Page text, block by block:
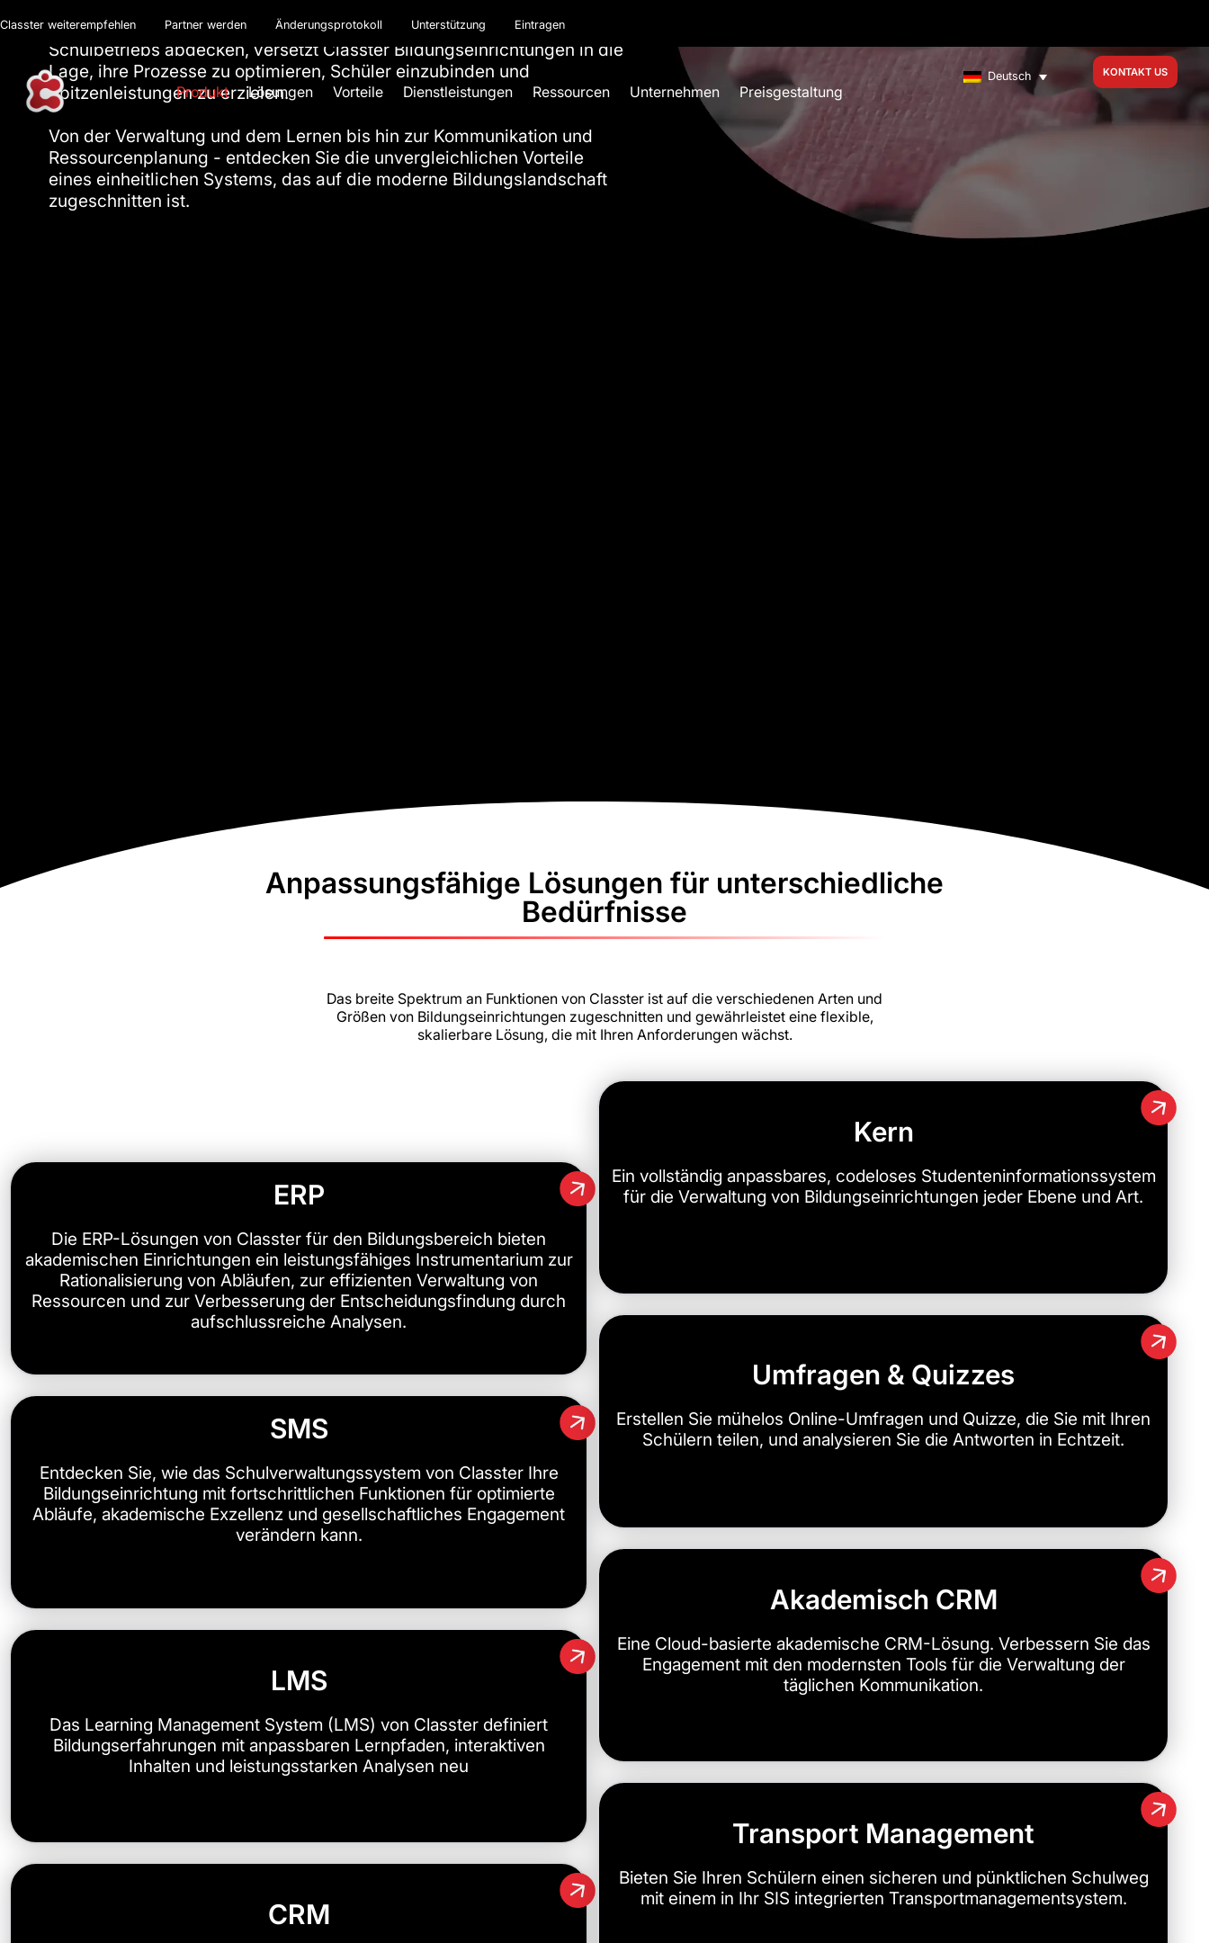
Classter weiterempfehlen Partner werden Änderungsprotokoll Unterstützung Eintragen
Produkt Lösungen Vorteile Dienstleistungen Ressourcen Unternehmen Preisgestaltung
Deutsch KONTAKT US
Mit einer Reihe von integrierten Modulen, die jeden Aspekt des
Schulbetriebs abdecken, versetzt Classter Bildungseinrichtungen in die
Lage, ihre Prozesse zu optimieren, Schüler einzubinden und
Spitzenleistungen zu erzielen.
Von der Verwaltung und dem Lernen bis hin zur Kommunikation und
Ressourcenplanung - entdecken Sie die unvergleichlichen Vorteile
eines einheitlichen Systems, das auf die moderne Bildungslandschaft
zugeschnitten ist.
Anpassungsfähige Lösungen für unterschiedliche
Bedürfnisse
Das breite Spektrum an Funktionen von Classter ist auf die verschiedenen Arten und
Größen von Bildungseinrichtungen zugeschnitten und gewährleistet eine flexible,
skalierbare Lösung, die mit Ihren Anforderungen wächst.
ERP
Die ERP-Lösungen von Classter für den Bildungsbereich bieten
akademischen Einrichtungen ein leistungsfähiges Instrumentarium zur
Rationalisierung von Abläufen, zur effizienten Verwaltung von
Ressourcen und zur Verbesserung der Entscheidungsfindung durch
aufschlussreiche Analysen.
SMS
Entdecken Sie, wie das Schulverwaltungssystem von Classter Ihre
Bildungseinrichtung mit fortschrittlichen Funktionen für optimierte
Abläufe, akademische Exzellenz und gesellschaftliches Engagement
verändern kann.
LMS
Das Learning Management System (LMS) von Classter definiert
Bildungserfahrungen mit anpassbaren Lernpfaden, interaktiven
Inhalten und leistungsstarken Analysen neu
CRM
Kern
Ein vollständig anpassbares, codeloses Studenteninformationssystem
für die Verwaltung von Bildungseinrichtungen jeder Ebene und Art.
Umfragen & Quizzes
Erstellen Sie mühelos Online-Umfragen und Quizze, die Sie mit Ihren
Schülern teilen, und analysieren Sie die Antworten in Echtzeit.
Akademisch CRM
Eine Cloud-basierte akademische CRM-Lösung. Verbessern Sie das
Engagement mit den modernsten Tools für die Verwaltung der
täglichen Kommunikation.
Transport Management
Bieten Sie Ihren Schülern einen sicheren und pünktlichen Schulweg
mit einem in Ihr SIS integrierten Transportmanagementsystem.